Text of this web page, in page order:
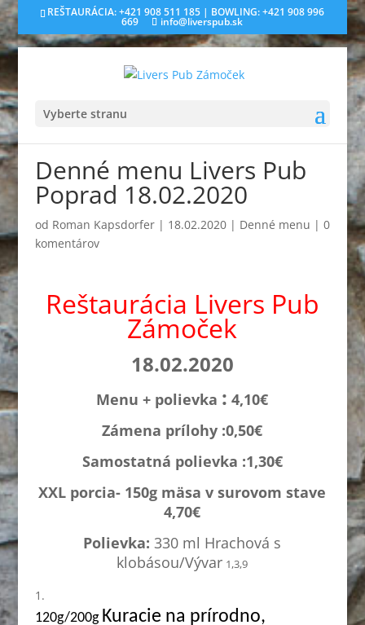
REŠTAURÁCIA: +421 908 511 185 | BOWLING: +421 908 996
669 info@liverspub.sk
Vyberte stranu
Denné menu Livers Pub
Poprad 18.02.2020
od Roman Kapsdorfer| 18.02.2020| Denné menu | 0
komentárov
Reštaurácia Livers Pub
Zámoček
18.02.2020
Menu + polievka : 4,10€
Zámena prílohy :0,50€
Samostatná polievka :1,30€
XXL porcia- 150g mäsa v surovom stave
4,70€
Polievka:330 ml Hrachová s
klobásou/Vývar 1,3,9
120g/200g Kuracie na prírodno,